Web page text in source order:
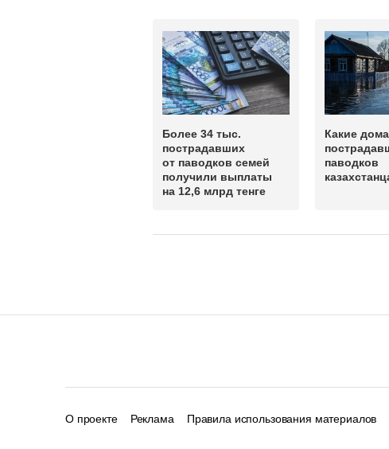
Более 34 тыс.
пострадавших
от паводков семей
получили выплаты
на 12,6 млрд тенге
Какие
паводков
О проекте Реклама Правила использования материалов